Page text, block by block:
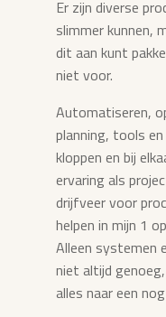
Er zijn diverse
slimmer kunnen,
dit aan kunt
niet voor.
Automatiseren,
planning, tools
kloppen en bij
ervaring als
drijfveer voor
helpen in mijn 1
Alleen systemen
niet altijd
alles naar een